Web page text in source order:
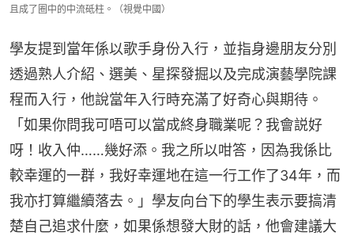
且成了圈中的中流砥柱。（視覺中國）
學友提到當年係以歌手身份入行，並指身邊朋友分別
透過熟人介紹、選美、星探發掘以及完成演藝學院課
程而入行，他說當年入行時充滿了好奇心與期待。
「如果你問我可唔可以當成終身職業呢？我會説好
呀！收入仲……幾好添。我之所以咁答，因為我係比
較幸運的一群，我好幸運地在這一行工作了34年，而
我亦打算繼續落去。」學友向台下的學生表示要搞清
楚自己追求什麼，如果係想發大財的話，他會建議大